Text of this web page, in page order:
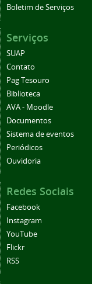
Boletim de Serviços
Serviços
SUAP
Contato
Pag Tesouro
Biblioteca
AVA - Moodle
Documentos
Sistema de eventos
Periódicos
Ouvidoria
Redes Sociais
Facebook
Instagram
YouTube
Flickr
RSS